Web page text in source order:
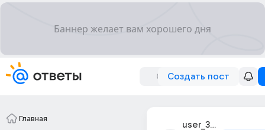
Создать пост
Главная
user_39217774